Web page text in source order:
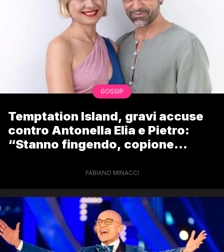
GOSSIP
Temptation Island, gravi accuse
contro Antonella Elia e Pietro:
“Stanno fingendo, copione
FABIANO MINACCI